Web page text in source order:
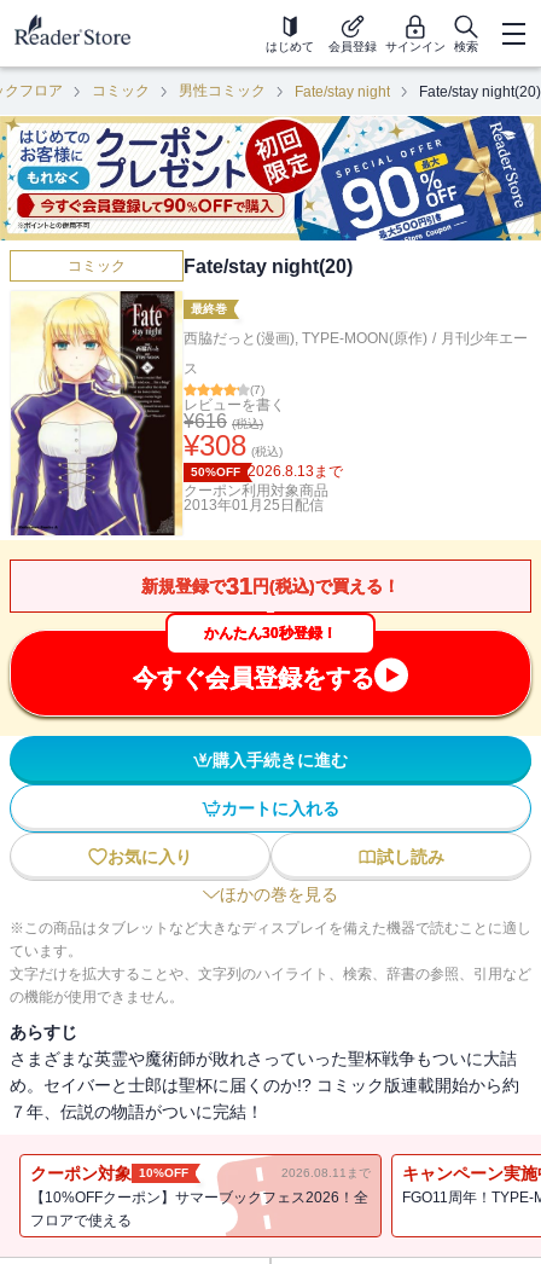
はじめて 会員登録 サインイン 検索
クフロア コミック 男性コミック Fate/stay night Fate/stay night(20)
コミック Fate/stay night(20)
最終巻
西脇だっと(漫画), TYPE-MOON(原作) / 月刊少年エー
ス
(7)
レビューを書く
¥616 (税込)
¥308 (税込)
50%OFF 2026.8.13まで
クーポン利用対象商品
2013年01月25日 配信
新規登録で31円(税込)で買える！
かんたん30秒登録！
今すぐ会員登録をする
購入手続きに進む
カートに入れる
お気に入り
試し読み
ほかの巻を見る
※この商品はタブレットなど大きなディスプレイを備えた機器で読むことに適し
ています。
文字だけを拡大することや、文字列のハイライト、検索、辞書の参照、引用など
の機能が使用できません。
あらすじ
さまざまな英霊や魔術師が敗れさっていった聖杯戦争もついに大詰
め。セイバーと士郎は聖杯に届くのか!? コミック版連載開始から約
７年、伝説の物語がついに完結！
クーポン対象 10%OFF 2026.08.11まで
【10%OFFクーポン】サマーブックフェス2026！全
フロアで使える
キャンペーン実施
FGO11周年！TYPE-